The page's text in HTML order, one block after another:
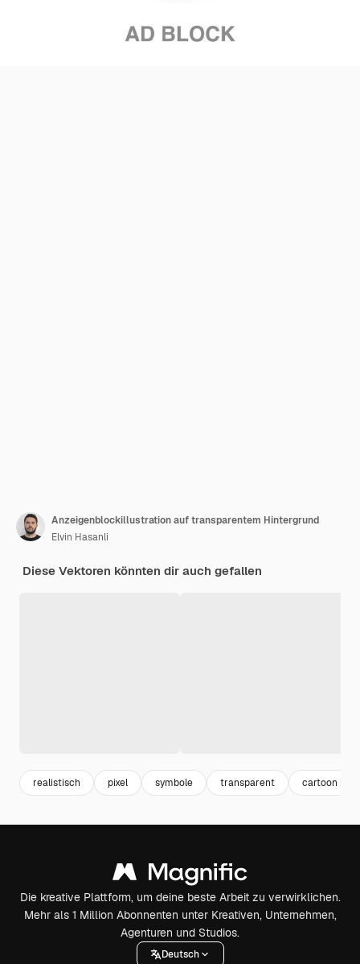
Anzeigenblockillustration auf transparentem Hintergrund
Elvin Hasanli
Diese Vektoren könnten dir auch gefallen
realistisch pixel symbole transparent cartoon
Die kreative Plattform, um deine beste Arbeit zu verwirklichen.
Mehr als 1 Million Abonnenten unter Kreativen, Unternehmen,
Agenturen und Studios.
Deutsch